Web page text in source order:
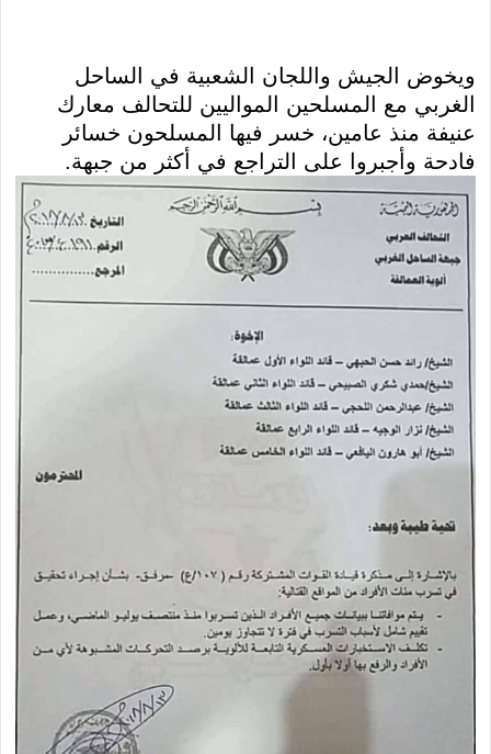
ويخوض الجيش واللجان الشعبية في الساحل
الغربي مع المسلحين المواليين للتحالف معارك
عنيفة منذ عامين، خسر فيها المسلحون خسائر
فادحة وأجبروا على التراجع في أكثر من جبهة.